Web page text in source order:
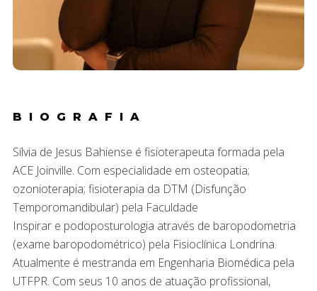
BIOGRAFIA
Sílvia de Jesus Bahiense é fisioterapeuta formada pela
ACE Joinville. Com especialidade em osteopatia;
ozonioterapia; fisioterapia da DTM (Disfunção
Temporomandibular) pela Faculdade
Inspirar e podoposturologia através de baropodometria
(exame baropodométrico) pela Fisioclínica Londrina.
Atualmente é mestranda em Engenharia Biomédica pela
UTFPR. Com seus 10 anos de atuação profissional,